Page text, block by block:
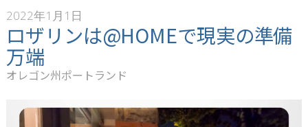
2022年1月1日
ロザリンは@HOMEで現実の準備
万端
オレゴン州ポートランド